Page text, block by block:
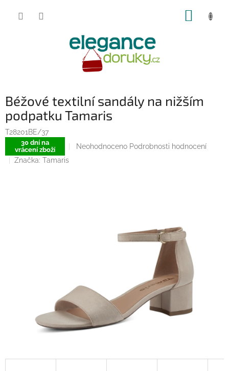
Béžové textilní sandály na nižším
podpatku Tamaris
T28201BE/37
30 dní na
vrácení zboží
Průměrné
Neohodnoceno Podrobnosti hodnocení
Značka: Tamaris